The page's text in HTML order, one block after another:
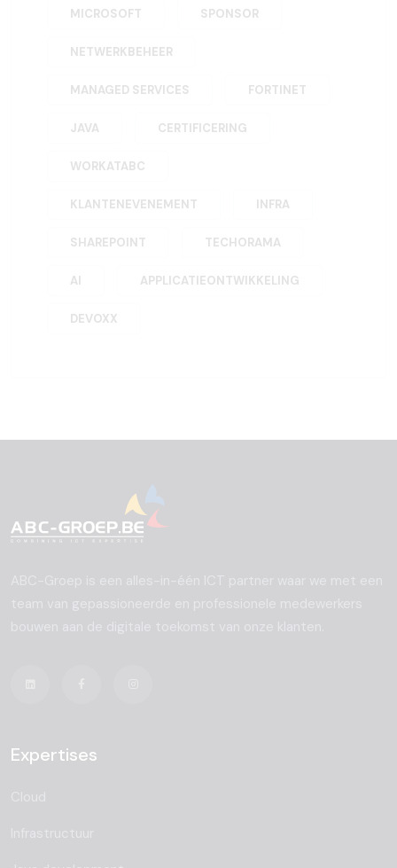
MICROSOFT SPONSOR
NETWERKBEHEER
MANAGED SERVICES FORTINET
JAVA CERTIFICERING
WORKATABC
KLANTENEVENEMENT INFRA
SHAREPOINT TECHORAMA
AI APPLICATIEONTWIKKELING
DEVOXX
Expertises